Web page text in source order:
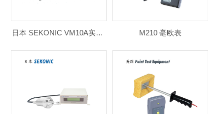
日本 SEKONIC VM10A实验室粘度计 M210 毫欧表